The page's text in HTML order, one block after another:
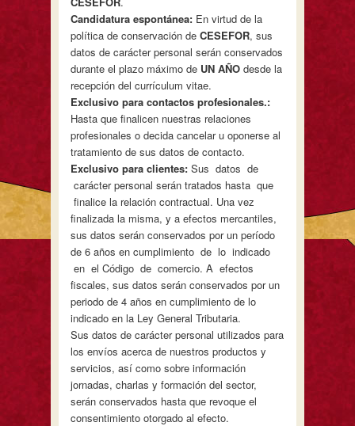
Candidatura espontánea: En virtud de la
política de conservación de CESEFOR, sus
datos de carácter personal serán conservados
durante el plazo máximo de UN AÑO desde la
recepción del currículum vitae.
Exclusivo para contactos profesionales.:
Hasta que finalicen nuestras relaciones
profesionales o decida cancelar u oponerse al
tratamiento de sus datos de contacto.
Exclusivo para clientes: Sus datos de
carácter personal serán tratados hasta que
finalice la relación contractual. Una vez
finalizada la misma, y a efectos mercantiles,
sus datos serán conservados por un período
de 6 años en cumplimiento de lo indicado
en el Código de comercio. A efectos
fiscales, sus datos serán conservados por un
periodo de 4 años en cumplimiento de lo
indicado en la Ley General Tributaria.
Sus datos de carácter personal utilizados para
los envíos acerca de nuestros productos y
servicios, así como sobre información
jornadas, charlas y formación del sector,
serán conservados hasta que revoque el
consentimiento otorgado al efecto.